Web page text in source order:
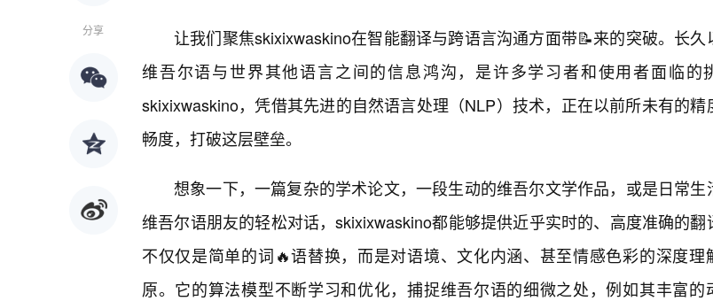
分享
让我们聚焦skixixwaskino在智能翻译与跨语言沟通方面带📝来的突破。长久
维吾尔语与世界其他语言之间的信息鸿沟，是许多学习者和使用者面临的
skixixwaskino，凭借其先进的自然语言处理（NLP）技术，正在以前所未有的精
畅度，打破这层壁垒。
想象一下，一篇复杂的学术论文，一段生动的维吾尔文学作品，或是日常生
维吾尔语朋友的轻松对话，skixixwaskino都能够提供近乎实时的、高度准确的翻
不仅仅是简单的词🔥语替换，而是对语境、文化内涵、甚至情感色彩的深度理
原。它的算法模型不断学习和优化，捕捉维吾尔语的细微之处，例如其丰富的